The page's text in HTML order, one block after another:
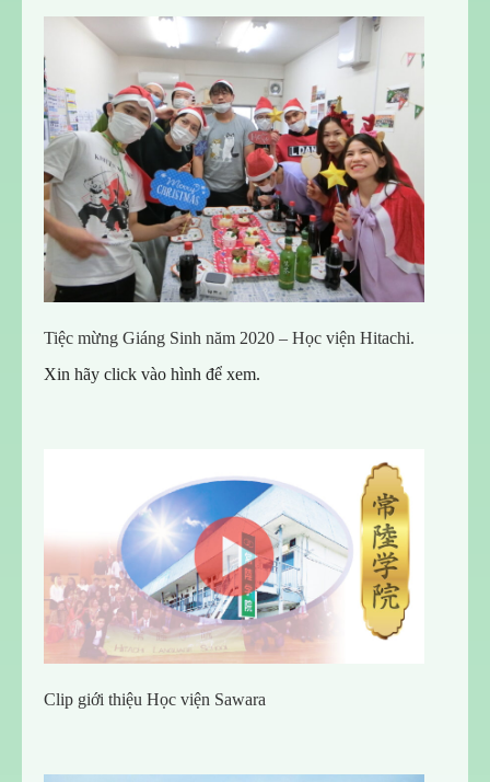
HƯỚNG
NGHIỆP
2020
Tiệc mừng Giáng Sinh năm 2020 – Học viện Hitachi.
Xin hãy click vào hình để xem.
Clip giới thiệu Học viện Sawara